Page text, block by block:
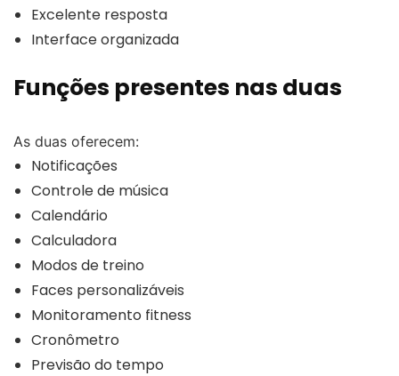
Excelente resposta
Interface organizada
Funções presentes nas duas
As duas oferecem:
Notificações
Controle de música
Calendário
Calculadora
Modos de treino
Faces personalizáveis
Monitoramento fitness
Cronômetro
Previsão do tempo